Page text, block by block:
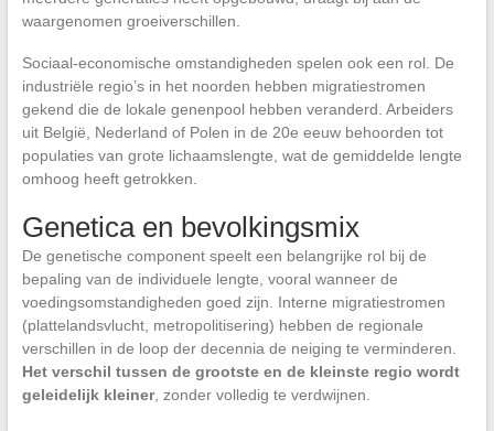
waargenomen groeiverschillen.
Sociaal-economische omstandigheden spelen ook een rol. De
industriële regio’s in het noorden hebben migratiestromen
gekend die de lokale genenpool hebben veranderd. Arbeiders
uit België, Nederland of Polen in de 20e eeuw behoorden tot
populaties van grote lichaamslengte, wat de gemiddelde lengte
omhoog heeft getrokken.
Genetica en bevolkingsmix
De genetische component speelt een belangrijke rol bij de
bepaling van de individuele lengte, vooral wanneer de
voedingsomstandigheden goed zijn. Interne migratiestromen
(plattelandsvlucht, metropolitisering) hebben de regionale
verschillen in de loop der decennia de neiging te verminderen.
Het verschil tussen de grootste en de kleinste regio wordt
geleidelijk kleiner, zonder volledig te verdwijnen.